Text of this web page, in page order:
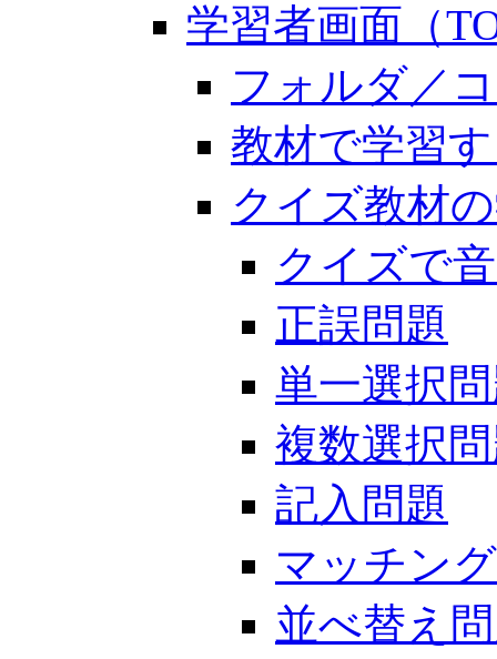
学習者画面（
フォルダ／
教材で学習
クイズ教材
クイズで
正誤問題
単一選択
複数選択
記入問題
マッチン
並べ替え